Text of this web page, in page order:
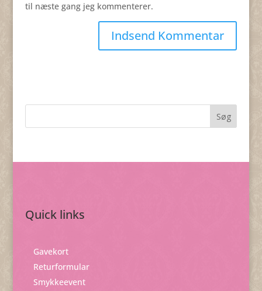
til næste gang jeg kommenterer.
Quick links
Gavekort
Returformular
Smykkeevent